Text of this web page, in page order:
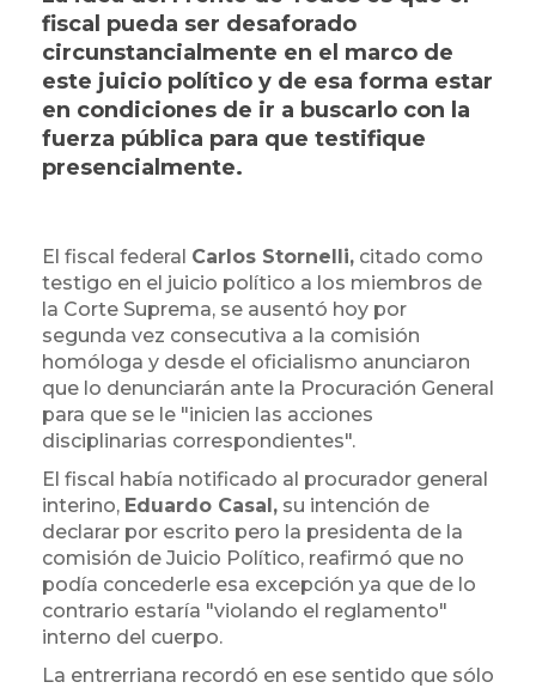
fiscal pueda ser desaforado
circunstancialmente en el marco de
este juicio político y de esa forma estar
en condiciones de ir a buscarlo con la
fuerza pública para que testifique
presencialmente.
El fiscal federal Carlos Stornelli, citado como
testigo en el juicio político a los miembros de
la Corte Suprema, se ausentó hoy por
segunda vez consecutiva a la comisión
homóloga y desde el oficialismo anunciaron
que lo denunciarán ante la Procuración General
para que se le "inicien las acciones
disciplinarias correspondientes".
El fiscal había notificado al procurador general
interino, Eduardo Casal, su intención de
declarar por escrito pero la presidenta de la
comisión de Juicio Político, reafirmó que no
podía concederle esa excepción ya que de lo
contrario estaría "violando el reglamento"
interno del cuerpo.
La entrerriana recordó en ese sentido que sólo